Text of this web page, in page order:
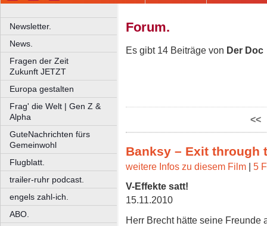
Newsletter.
News.
Fragen der Zeit
Zukunft JETZT
Europa gestalten
Frag' die Welt | Gen Z &
Alpha
GuteNachrichten fürs
Gemeinwohl
Flugblatt.
trailer-ruhr podcast.
engels zahl-ich.
ABO.
Forum.
Es gibt 14 Beiträge von Der Doc
<<
Banksy – Exit through
weitere Infos zu diesem Film | 5
V-Effekte satt!
15.11.2010
Herr Brecht hätte seine Freunde